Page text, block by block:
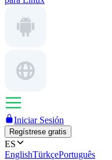
Iniciar Sesión
Regístrese gratis
ES
EnglishTürkçePortuguês